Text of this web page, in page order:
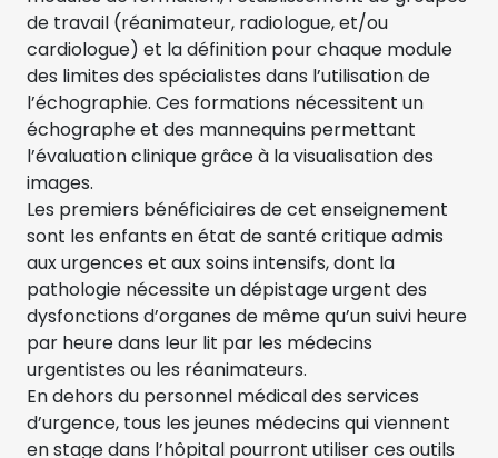
de travail (réanimateur, radiologue, et/ou
cardiologue) et la définition pour chaque module
des limites des spécialistes dans l’utilisation de
l’échographie. Ces formations nécessitent un
échographe et des mannequins permettant
l’évaluation clinique grâce à la visualisation des
images.
Les premiers bénéficiaires de cet enseignement
sont les enfants en état de santé critique admis
aux urgences et aux soins intensifs, dont la
pathologie nécessite un dépistage urgent des
dysfonctions d’organes de même qu’un suivi heure
par heure dans leur lit par les médecins
urgentistes ou les réanimateurs.
En dehors du personnel médical des services
d’urgence, tous les jeunes médecins qui viennent
en stage dans l’hôpital pourront utiliser ces outils